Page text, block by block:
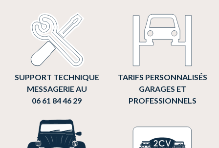
SUPPORT TECHNIQUE
MESSAGERIE AU
06 61 84 46 29
TARIFS PERSONNALISÉS
GARAGES ET
PROFESSIONNELS